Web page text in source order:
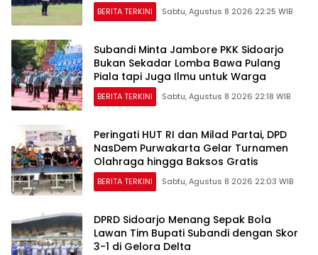
BERITA TERKINI Sabtu, Agustus 8 2026 22:25 WIB
Subandi Minta Jambore PKK Sidoarjo
Bukan Sekadar Lomba Bawa Pulang
Piala tapi Juga Ilmu untuk Warga
BERITA TERKINI Sabtu, Agustus 8 2026 22:18 WIB
Peringati HUT RI dan Milad Partai, DPD
NasDem Purwakarta Gelar Turnamen
Olahraga hingga Baksos Gratis
BERITA TERKINI Sabtu, Agustus 8 2026 22:03 WIB
DPRD Sidoarjo Menang Sepak Bola
Lawan Tim Bupati Subandi dengan Skor
3-1 di Gelora Delta